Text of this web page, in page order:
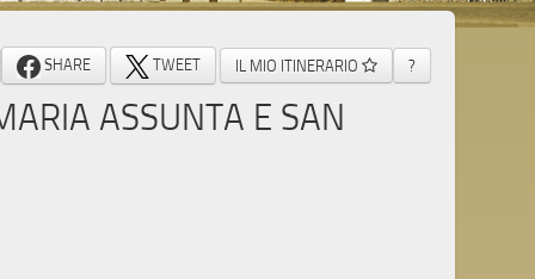
SHARE TWEET IL MIO ITINERARIO ?
ASSUNTA E SAN